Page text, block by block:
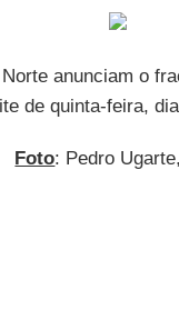
anunciam o
de quinta-feira,
Foto: Pedro